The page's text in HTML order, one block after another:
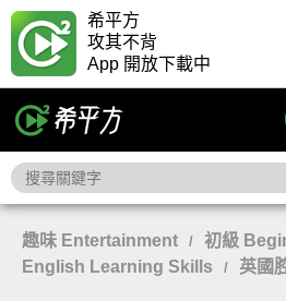
希平方
攻其不背
App 開放下載中
趣味 Entertainment / 初級
English Learning Skills
/ 英國